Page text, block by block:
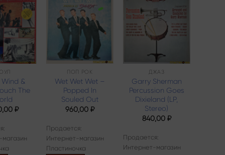
Add to
wishlist
&
The
₽
Add to
wishlist
ПОП РОК
Wet Wet Wet –
Popped In
Souled Out
960,00 ₽
Продается:
Интернет-магазин
Пластиночка
Add to
wishlist
ДЖАЗ
Garry Sherman
Percussion Goes
Dixieland (LP,
Stereo)
840,00 ₽
Продается:
Интернет-магазин